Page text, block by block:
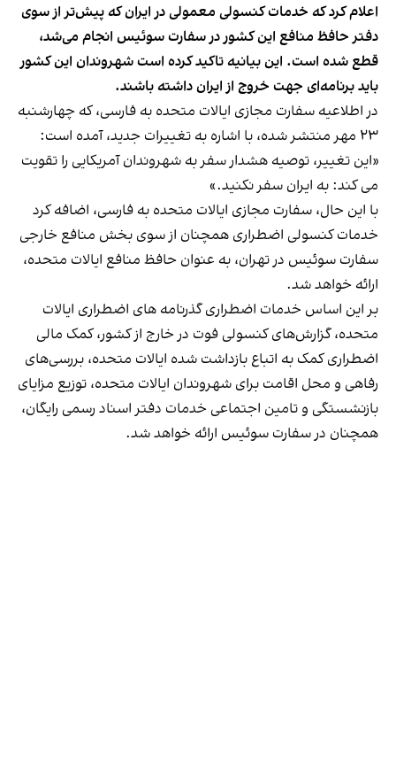
اعلام کرد که خدمات کنسولی معمولی در ایران که پیش‌تر از سوی
دفتر حافظ منافع این کشور در سفارت سوئیس انجام می‌شد،
قطع شده است. این بیانیه تاکید کرده است شهروندان این کشور
باید برنامه‌ای جهت خروج از ایران داشته باشند.
در اطلاعیه سفارت مجازی ایالات متحده به فارسی، که چهارشنبه
۲۳ مهر منتشر شده، با اشاره به تغییرات جدید، آمده است:
«این تغییر، توصیه هشدار سفر به شهروندان آمریکایی را تقویت
می کند: به ایران سفر نکنید.»
با این حال، سفارت مجازی ایالات متحده به فارسی، اضافه کرد
خدمات کنسولی اضطراری همچنان از سوی بخش منافع خارجی
سفارت سوئیس در تهران، به عنوان حافظ منافع ایالات متحده،
ارائه خواهد شد.
بر این اساس خدمات اضطراری گذرنامه های اضطراری ایالات
متحده، گزارش‌های کنسولی فوت در خارج از کشور، کمک مالی
اضطراری کمک به اتباع بازداشت شده ایالات متحده، بررسی‌های
رفاهی و محل اقامت برای شهروندان ایالات متحده، توزیع مزایای
بازنشستگی و تامین اجتماعی خدمات دفتر اسناد رسمی رایگان،
همچنان در سفارت سوئیس ارائه خواهد شد.